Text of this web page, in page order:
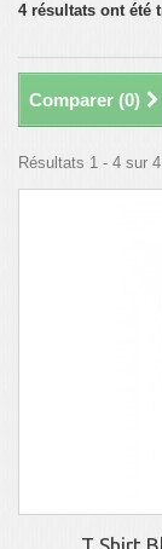
4 résultats ont été
Comparer (0)
Résultats 1 - 4 sur